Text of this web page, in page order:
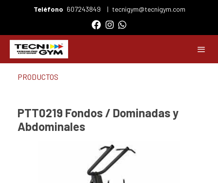
Teléfono 607243849 | tecnigym@tecnigym.com
PRODUCTOS
PTT0219 Fondos / Dominadas y
Abdominales